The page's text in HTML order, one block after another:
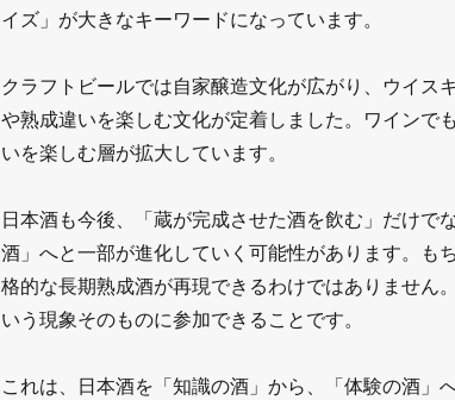
イズ」が大きなキーワードになっています。
クラフトビールでは自家醸造文化が広がり、ウイス
や熟成違いを楽しむ文化が定着しました。ワインで
いを楽しむ層が拡大しています。
日本酒も今後、「蔵が完成させた酒を飲む」だけで
酒」へと一部が進化していく可能性があります。も
格的な長期熟成酒が再現できるわけではありません
いう現象そのものに参加できることです。
これは、日本酒を「知識の酒」から、「体験の酒」